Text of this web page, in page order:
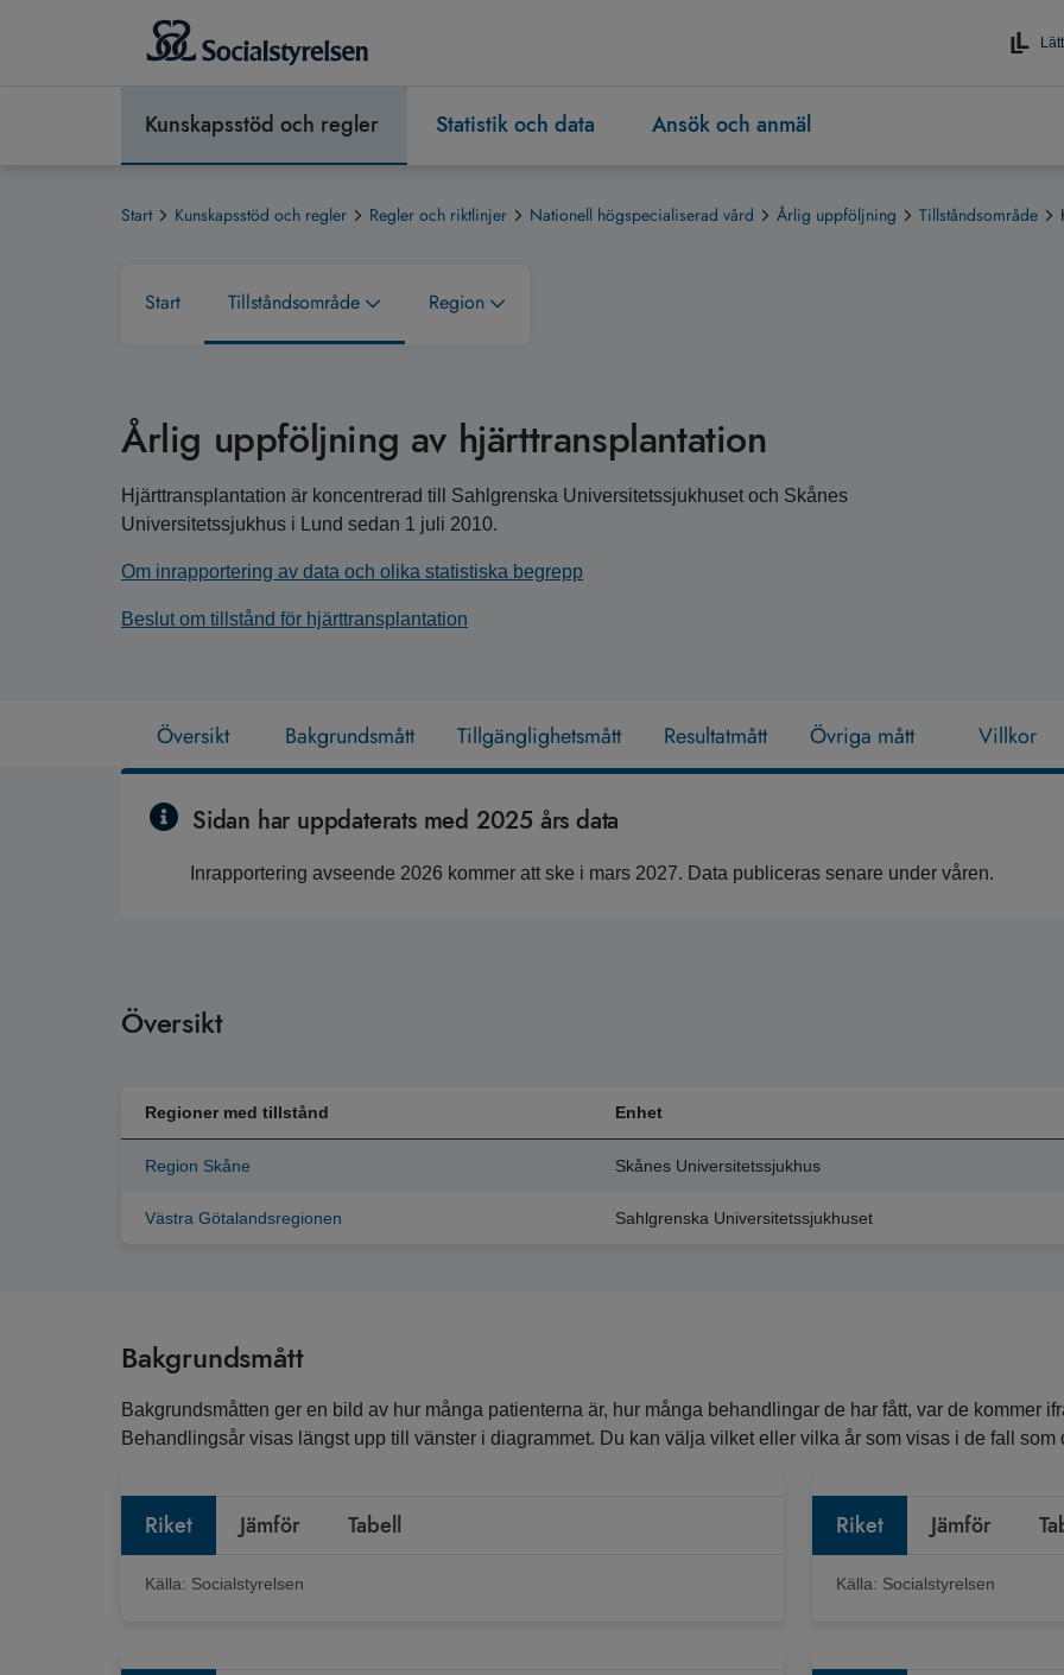
Kunskapsstöd och regler Statistik och data Ansök och anmäl
Start Kunskapsstöd och regler Regler och riktlinjer Nationell högspecialiserad vård Årlig uppföljning Tillståndsområde
Start Tillståndsområde Region
Årlig uppföljning av hjärttransplantation
Hjärttransplantation är koncentrerad till Sahlgrenska Universitetssjukhuset och Skånes
Universitetssjukhus i Lund sedan 1 juli 2010.
Om inrapportering av data och olika statistiska begrepp
Beslut om tillstånd för hjärttransplantation
Översikt Bakgrundsmått Tillgänglighetsmått Resultatmått Övriga mått Villkor
Sidan har uppdaterats med 2025 års data
Inrapportering avseende 2026 kommer att ske i mars 2027. Data publiceras senare under våren.
Översikt
Regioner med tillstånd Enhet
Region Skåne Skånes Universitetssjukhus
Västra Götalandsregionen Sahlgrenska Universitetssjukhuset
Bakgrundsmått
Bakgrundsmåtten ger en bild av hur många patienterna är, hur många behandlingar de har fått, var de kommer
Behandlingsår visas längst upp till vänster i diagrammet. Du kan välja vilket eller vilka år som visas i de fall som
Riket Jämför Tabell
Källa: Socialstyrelsen
Riket Jämför
Källa: Socialstyrelsen